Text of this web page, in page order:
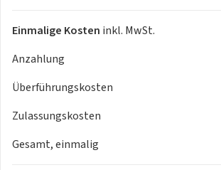
- Interaktionsairbag vorn
- Kindersitzbefestigung ISOFIX Beifahrersitz
- Müdigkeitserkennung
- Netztrennwand
- Notbremsassistent / Front Assist
Einmalige Kosten inkl. MwSt.
Anzahlung
Überführungskosten
Zulassungskosten
Gesamt, einmalig